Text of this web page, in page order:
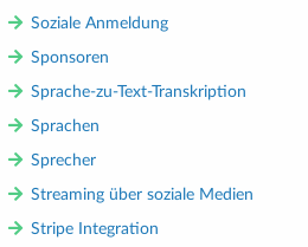
Soziale Anmeldung
Sponsoren
Sprache-zu-Text-Transkription
Sprachen
Sprecher
Streaming über soziale Medien
Stripe Integration